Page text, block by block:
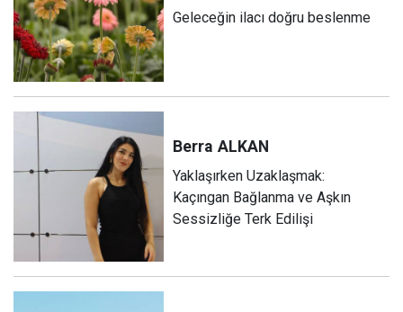
Geleceğin ilacı doğru beslenme
Berra ALKAN
Yaklaşırken Uzaklaşmak:
Kaçıngan Bağlanma ve Aşkın
Sessizliğe Terk Edilişi